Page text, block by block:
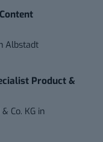
Albstadt
Product &
Co. KG in